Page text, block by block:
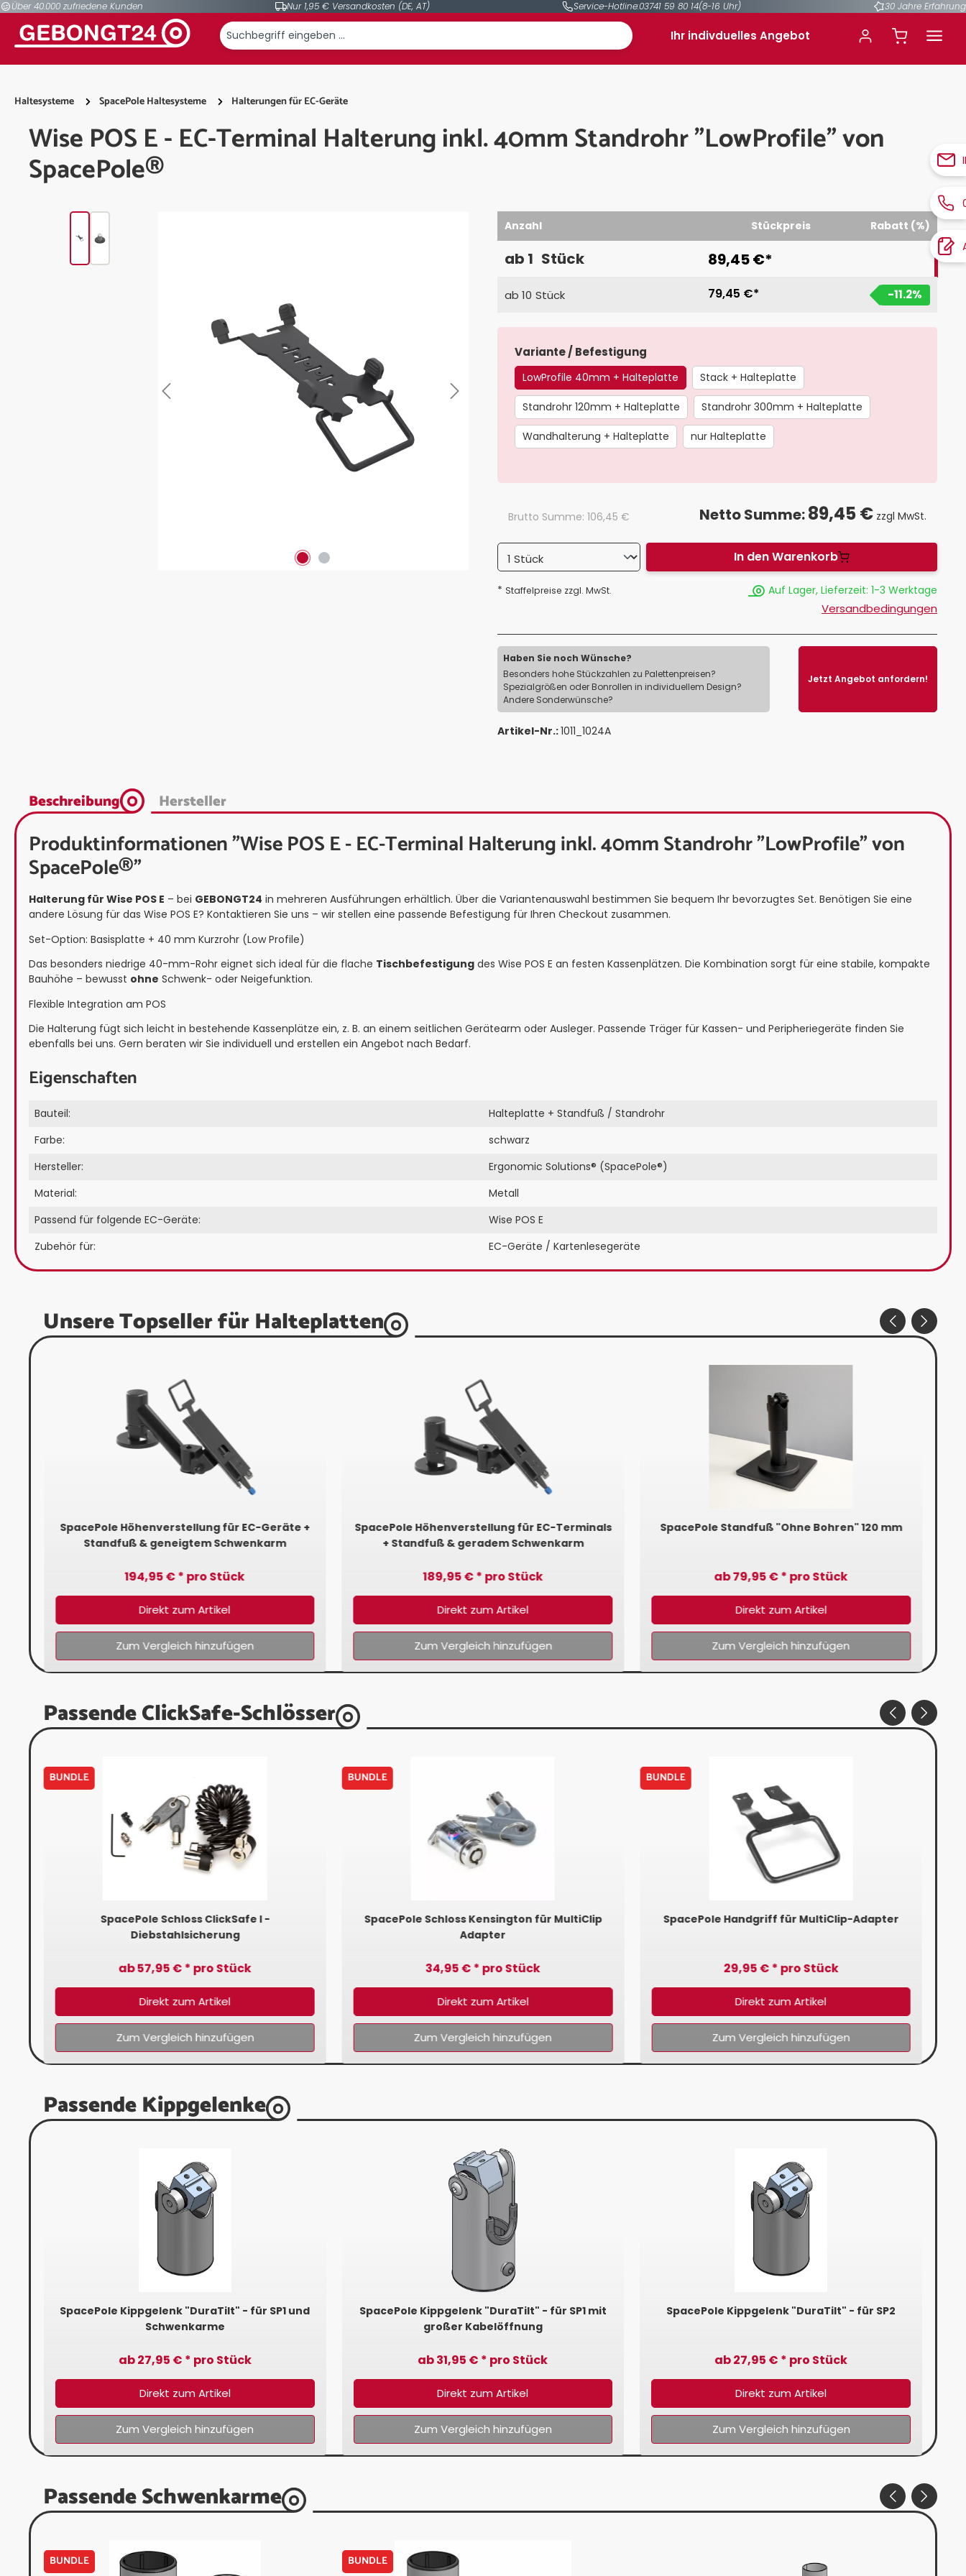
Zur Hauptnavigation springen
Über 40.000 zufriedene Kunden Nur 1,95 € Versandkosten (DE, AT) Service-Hotline:03741 59 80 14(8-16 Uhr) 30 Jahre Erfahrung
Ihr indivduelles Angebot
Haltesysteme SpacePole Haltesysteme Halterungen für EC-Geräte
Wise POS E - EC-Terminal Halterung inkl. 40mm Standrohr "LowProfile" von
SpacePole®
Bildergalerie überspringen
Anzahl Stückpreis Rabatt (%)
ab 1 Stück 89,45 €*
ab 10 Stück 79,45 €* -11.2%
Variante / Befestigung
LowProfile 40mm + Halteplatte Stack + Halteplatte
Standrohr 120mm + Halteplatte Standrohr 300mm + Halteplatte
Wandhalterung + Halteplatte nur Halteplatte
Netto Summe:89,45 € zzgl MwSt.
Brutto Summe: 106,45 €
In den Warenkorb
* Staffelpreise zzgl. MwSt. Auf Lager, Lieferzeit: 1-3 Werktage
Versandbedingungen
Haben Sie noch Wünsche?
Besonders hohe Stückzahlen zu Palettenpreisen?
Spezialgrößen oder Bonrollen in individuellem Design?
Andere Sonderwünsche?
Jetzt Angebot anfordern!
Artikel-Nr.:1011_1024A
Beschreibung Hersteller
Produktinformationen "Wise POS E - EC-Terminal Halterung inkl. 40mm Standrohr "LowProfile" von
SpacePole®"
Halterung für Wise POS E – bei GEBONGT24 in mehreren Ausführungen erhältlich. Über die Variantenauswahl bestimmen Sie bequem Ihr bevorzugtes Set. Benötigen Sie eine
andere Lösung für das Wise POS E? Kontaktieren Sie uns – wir stellen eine passende Befestigung für Ihren Checkout zusammen.
Set-Option: Basisplatte + 40 mm Kurzrohr (Low Profile)
Das besonders niedrige 40-mm-Rohr eignet sich ideal für die flache Tischbefestigung des Wise POS E an festen Kassenplätzen. Die Kombination sorgt für eine stabile, kompakte
Bauhöhe – bewusst ohne Schwenk- oder Neigefunktion.
Flexible Integration am POS
Die Halterung fügt sich leicht in bestehende Kassenplätze ein, z. B. an einem seitlichen Gerätearm oder Ausleger. Passende Träger für Kassen- und Peripheriegeräte finden Sie
ebenfalls bei uns. Gern beraten wir Sie individuell und erstellen ein Angebot nach Bedarf.
Eigenschaften
Bauteil:
Halteplatte + Standfuß / Standrohr
Farbe:
schwarz
Hersteller:
Ergonomic Solutions® (SpacePole®)
Material:
Metall
Passend für folgende EC-Geräte:
Wise POS E
Zubehör für:
EC-Geräte / Kartenlesegeräte
Unsere Topseller für Halteplatten
SpacePole Höhenverstellung für EC-Geräte +
Standfuß & geneigtem Schwenkarm
194,95 € * pro Stück
Direkt zum Artikel
Zum Vergleich hinzufügen
SpacePole Höhenverstellung für EC-Terminals
+ Standfuß & geradem Schwenkarm
189,95 € * pro Stück
Direkt zum Artikel
Zum Vergleich hinzufügen
SpacePole Standfuß "Ohne Bohren" 120 mm
ab 79,95 € * pro Stück
Direkt zum Artikel
Zum Vergleich hinzufügen
Passende ClickSafe-Schlösser
BUNDLE
SpacePole Schloss ClickSafe I -
Diebstahlsicherung
ab 57,95 € * pro Stück
Direkt zum Artikel
Zum Vergleich hinzufügen
BUNDLE
SpacePole Schloss Kensington für MultiClip
Adapter
34,95 € * pro Stück
Direkt zum Artikel
Zum Vergleich hinzufügen
BUNDLE
SpacePole Handgriff für MultiClip-Adapter
29,95 € * pro Stück
Direkt zum Artikel
Zum Vergleich hinzufügen
Passende Kippgelenke
SpacePole Kippgelenk "DuraTilt" - für SP1 und
Schwenkarme
ab 27,95 € * pro Stück
Direkt zum Artikel
Zum Vergleich hinzufügen
SpacePole Kippgelenk "DuraTilt" - für SP1 mit
großer Kabelöffnung
ab 31,95 € * pro Stück
Direkt zum Artikel
Zum Vergleich hinzufügen
SpacePole Kippgelenk "DuraTilt" - für SP2
ab 27,95 € * pro Stück
Direkt zum Artikel
Zum Vergleich hinzufügen
Passende Schwenkarme
BUNDLE BUNDLE